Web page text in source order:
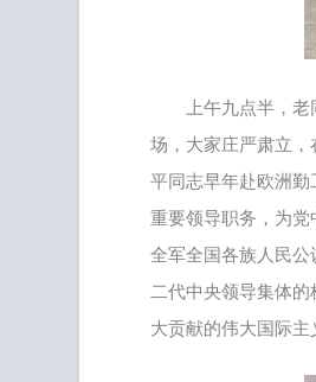
上午九点半，
场，大家庄严肃立，
平同志早年赴欧洲
重要领导职务，为
全军全国各族人民
二代中央领导集体
大贡献的伟大国际主